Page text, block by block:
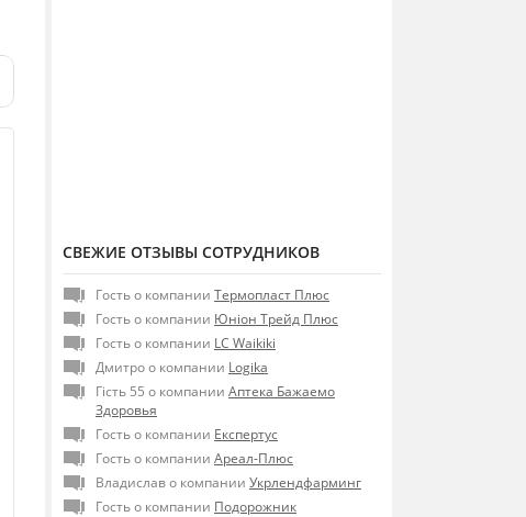
СВЕЖИЕ ОТЗЫВЫ СОТРУДНИКОВ
Гость о компании Термопласт Плюс
Гость о компании Юніон Трейд Плюс
Гость о компании LC Waikiki
Дмитро о компании Logika
Гість 55 о компании Аптека Бажаемо
Здоровья
Гость о компании Експертус
Гость о компании Ареал-Плюс
Владислав о компании Укрлендфарминг
Гость о компании Подорожник